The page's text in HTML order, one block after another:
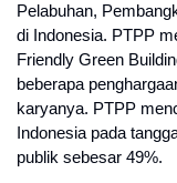
Pelabuhan,
di Indonesia. PTPP
Friendly Green
beberapa
karyanya. PTPP
Indonesia pada
publik sebesar 49%.